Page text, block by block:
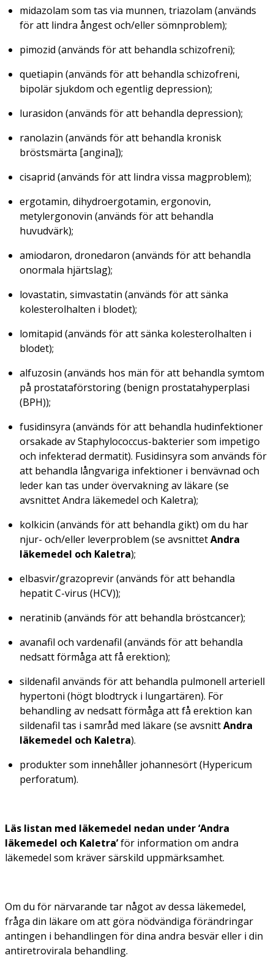
midazolam som tas via munnen, triazolam (används
för att lindra ångest och/eller sömnproblem);
pimozid (används för att behandla schizofreni);
quetiapin (används för att behandla schizofreni,
bipolär sjukdom och egentlig depression);
lurasidon (används för att behandla depression);
ranolazin (används för att behandla kronisk
bröstsmärta [angina]);
cisaprid (används för att lindra vissa magproblem);
ergotamin, dihydroergotamin, ergonovin,
metylergonovin (används för att behandla
huvudvärk);
amiodaron, dronedaron (används för att behandla
onormala hjärtslag);
lovastatin, simvastatin (används för att sänka
kolesterolhalten i blodet);
lomitapid (används för att sänka kolesterolhalten i
blodet);
alfuzosin (används hos män för att behandla symtom
på prostataförstoring (benign prostatahyperplasi
(BPH));
fusidinsyra (används för att behandla hudinfektioner
orsakade av Staphylococcus-bakterier som impetigo
och infekterad dermatit). Fusidinsyra som används för
att behandla långvariga infektioner i benvävnad och
leder kan tas under övervakning av läkare (se
avsnittet Andra läkemedel och Kaletra);
kolkicin (används för att behandla gikt) om du har
njur- och/eller leverproblem (se avsnittetAndra
läkemedel och Kaletra);
elbasvir/grazoprevir (används för att behandla
hepatit C-virus (HCV));
neratinib (används för att behandla bröstcancer);
avanafil och vardenafil (används för att behandla
nedsatt förmåga att få erektion);
sildenafil används för att behandla pulmonell arteriell
hypertoni (högt blodtryck i lungartären). För
behandling av nedsatt förmåga att få erektion kan
sildenafil tas i samråd med läkare (se avsnittAndra
läkemedel och Kaletra).
produkter som innehåller johannesört (Hypericum
perforatum).
Läs listan med läkemedel nedan under ‘Andra
läkemedel och Kaletra’för information om andra
läkemedel som kräver särskild uppmärksamhet.
Om du för närvarande tar något av dessa läkemedel,
fråga din läkare om att göra nödvändiga förändringar
antingen i behandlingen för dina andra besvär eller i din
antiretrovirala behandling.